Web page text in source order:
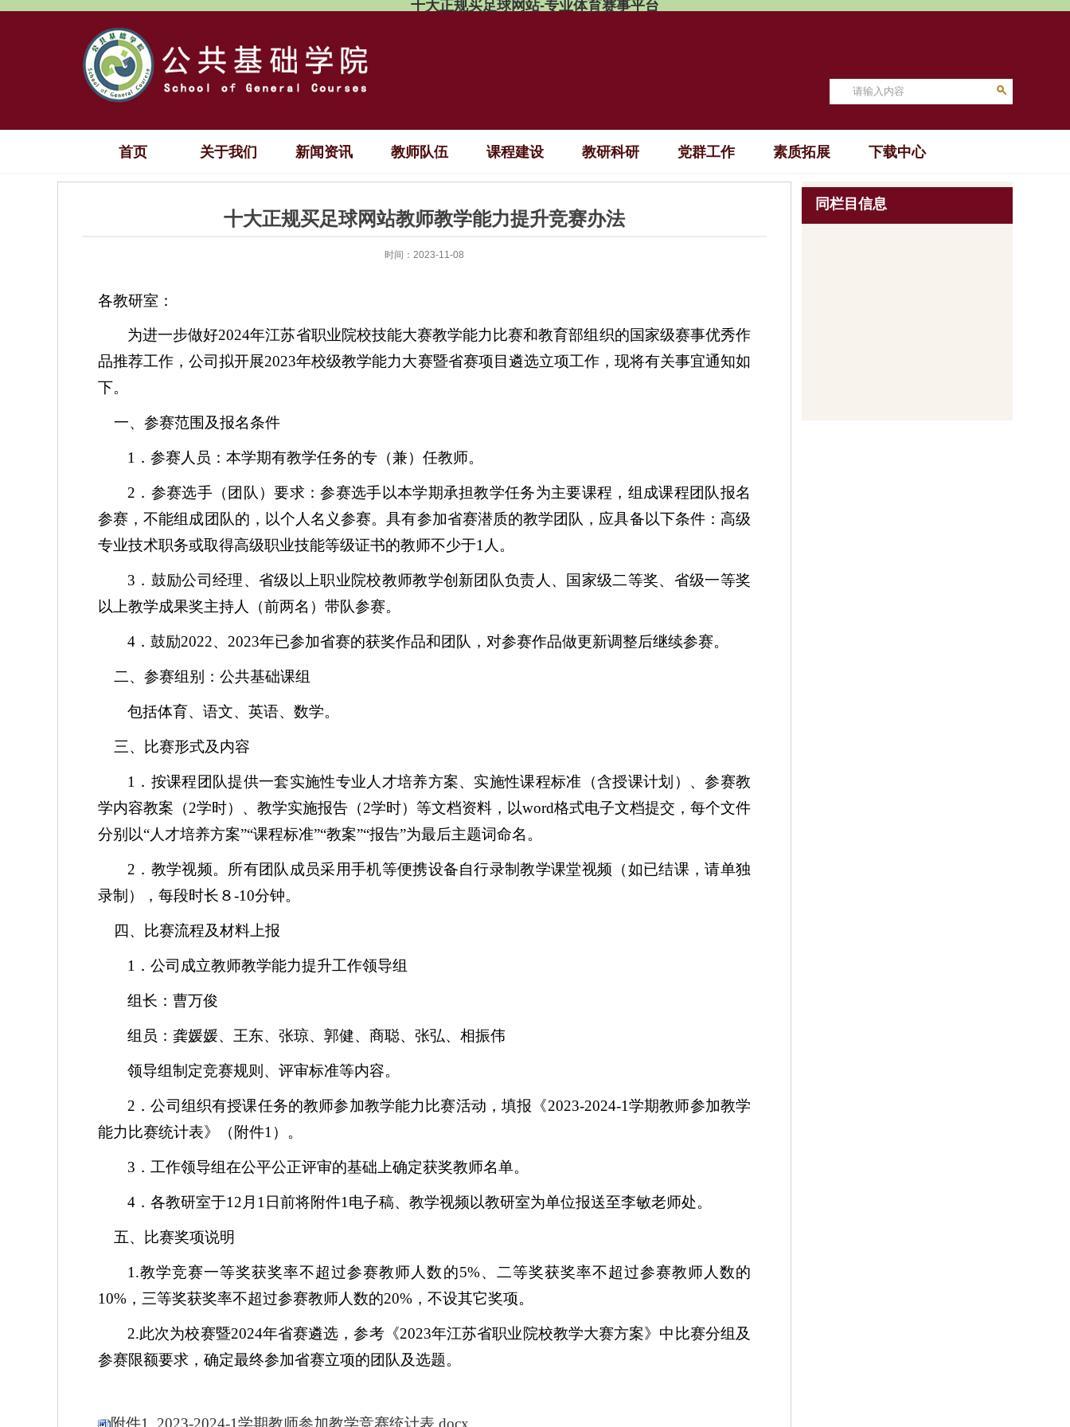
十大正规买足球网站-专业体育赛事平台
首页 关于我们 新闻资讯 教师队伍 课程建设 教研科研 党群工作 素质拓展 下载中心
十大正规买足球网站教师教学能力提升竞赛办法
时间：2023-11-08
各教研室：
为进一步做好2024年江苏省职业院校技能大赛教学能力比赛和教育部组织的国家级赛事优秀作
品推荐工作，公司拟开展2023年校级教学能力大赛暨省赛项目遴选立项工作，现将有关事宜通知如
下。
一、参赛范围及报名条件
1 ．参赛人员：本学期有教学任务的专（兼）任教师。
2 ．参赛选手（团队）要求：参赛选手以本学期承担教学任务为主要课程，组成课程团队报名
参赛，不能组成团队的，以个人名义参赛。具有参加省赛潜质的教学团队，应具备以下条件：高级
专业技术职务或取得高级职业技能等级证书的教师不少于1 人。
3 ．鼓励公司经理、省级以上职业院校教师教学创新团队负责人、国家级二等奖、省级一等奖
以上教学成果奖主持人（前两名）带队参赛。
4 ．鼓励2022、 2023年已参加省赛的获奖作品和团队，对参赛作品做更新调整后继续参赛。
二、参赛组别：公共基础课组
包括体育、语文、英语、数学。
三、比赛形式及内容
1 ．按课程团队提供一套实施性专业人才培养方案、实施性课程标准（含授课计划）、参赛教
学内容教案（2学时）、教学实施报告（2学时）等文档资料，以word格式电子文档提交，每个文件
分别以“人才培养方案”“课程标准”“教案”“报告”为最后主题词命名。
2 ．教学视频。所有团队成员采用手机等便携设备自行录制教学课堂视频（如已结课，请单独
录制），每段时长８-10分钟。
四、比赛流程及材料上报
1 ．公司成立教师教学能力提升工作领导组
组长：曹万俊
组员：龚媛媛、王东、张琼、郭健、商聪、张弘、相振伟
领导组制定竞赛规则、评审标准等内容。
2 ．公司组织有授课任务的教师参加教学能力比赛活动，填报《2023-2024-1学期教师参加教学
能力比赛统计表》（附件1 ）。
3 ． 工作领导组在公平公正评审的基础上确定获奖教师名单。
4 ．各教研室于12 月 1 日前将附件1 电子稿、教学视频以教研室为单位报送至李敏老师处。
五、比赛奖项说明
1.教学竞赛一等奖获奖率不超过参赛教师人数的5%、二等奖获奖率不超过参赛教师人数的
10% ，三等奖获奖率不超过参赛教师人数的20% ，不设其它奖项。
2.此次为校赛暨2024年省赛遴选，参考《2023年江苏省职业院校教学大赛方案》中比赛分组及
参赛限额要求，确定最终参加省赛立项的团队及选题。
附件1 2023-2024-1学期教师参加教学竞赛统计表.docx
同栏目信息